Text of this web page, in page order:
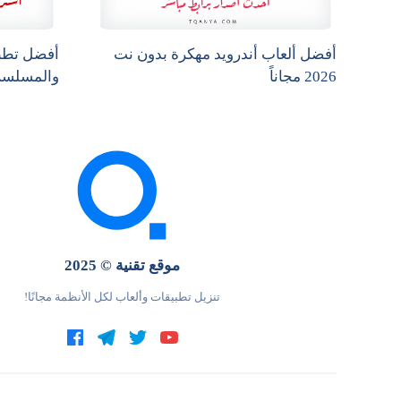
أفضل ألعاب أندرويد مهكرة بدون نت
2026 مجاناً
أفضل
موقع تقنية © 2025
تنزيل تطبيقات وألعاب لكل الأنظمة مجانًا!